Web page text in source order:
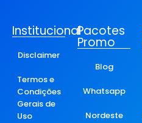
Institucional
Disclaimer
Termos e
Condições
Gerais de
Uso
Pacotes
Promo
Blog
Whatsapp
Nordeste